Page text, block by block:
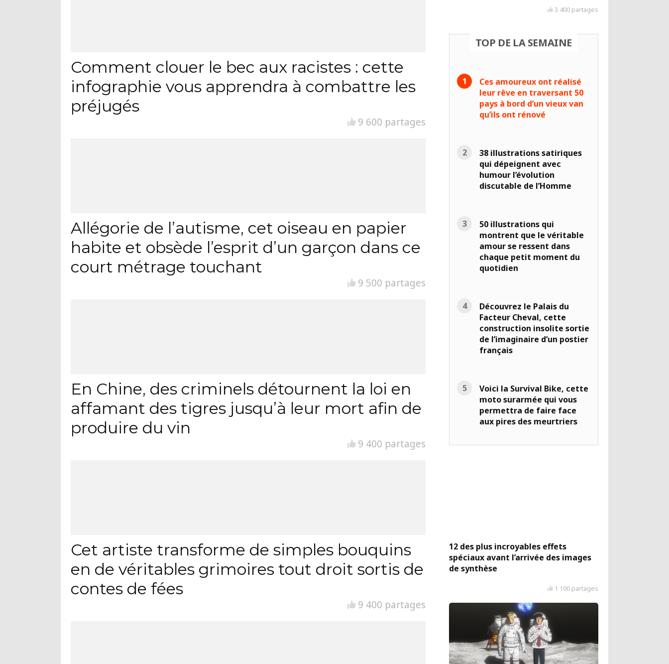
Comment clouer le bec aux racistes : cette
infographie vous apprendra à combattre les
préjugés
9 600 partages
Allégorie de l’autisme, cet oiseau en papier
habite et obsède l’esprit d’un garçon dans ce
court métrage touchant
9 500 partages
En Chine, des criminels détournent la loi en
affamant des tigres jusqu’à leur mort afin de
produire du vin
9 400 partages
Cet artiste transforme de simples bouquins
en de véritables grimoires tout droit sortis de
contes de fées
9 400 partages
3 400 partages
TOP DE LA SEMAINE
Ces amoureux ont réalisé
leur rêve en traversant 50
pays à bord d’un vieux van
qu’ils ont rénové
38 illustrations satiriques
qui dépeignent avec
humour l’évolution
discutable de l’Homme
50 illustrations qui
montrent que le véritable
amour se ressent dans
chaque petit moment du
quotidien
Découvrez le Palais du
Facteur Cheval, cette
construction insolite sortie
de l’imaginaire d’un postier
français
Voici la Survival Bike, cette
moto surarmée qui vous
permettra de faire face
aux pires des meurtriers
12 des plus incroyables effets
spéciaux avant l’arrivée des images
de synthèse
1 100 partages